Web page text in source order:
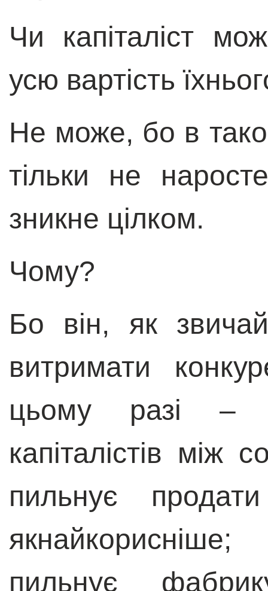
Чи капіталіст
усю вартість
Не може, бо в
тільки не
зникне цілком.
Чому?
Бо він, як
витримати
цьому разі –
капіталістів
пильнує
пильнує